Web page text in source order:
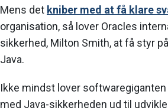
Mens det kniber med at få klare
organisation, så lover Oracles
sikkerhed, Milton Smith, at få styr
Java.
Ikke mindst lover
med Java-sikkerheden ud til